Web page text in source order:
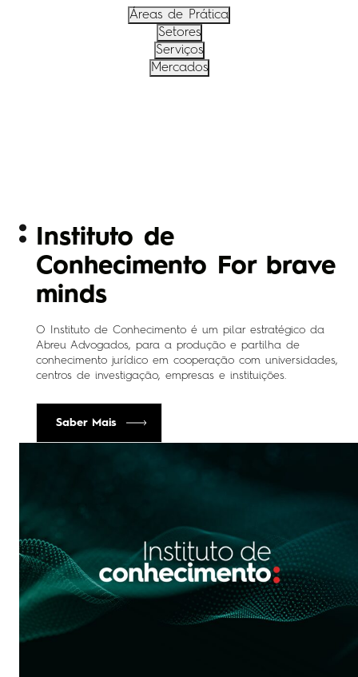
Áreas de Prática
Setores
Serviços
Mercados
Instituto de
Conhecimento For brave
minds
O Instituto de Conhecimento é um pilar estratégico da
Abreu Advogados, para a produção e partilha de
conhecimento jurídico em cooperação com universidades,
centros de investigação, empresas e instituições.
Saber Mais